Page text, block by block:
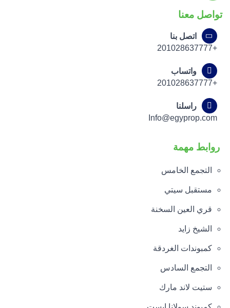
تواصل معنا
اتصل بنا
+201028637777
واتساب
+201028637777
راسلنا
Info@egyprop.com
روابط مهمة
التجمع الخامس
مستقبل سيتي
قري العين السخنة
الشيخ زايد
كمبوندات الغردقة
التجمع السادس
ستيت لاند مارك